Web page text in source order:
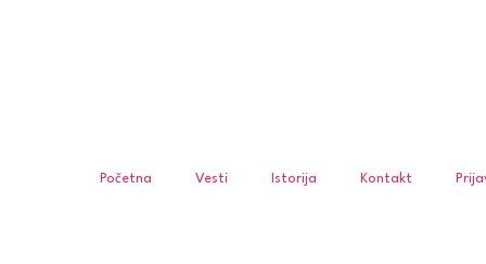
Početna Vesti Istorija Kontakt